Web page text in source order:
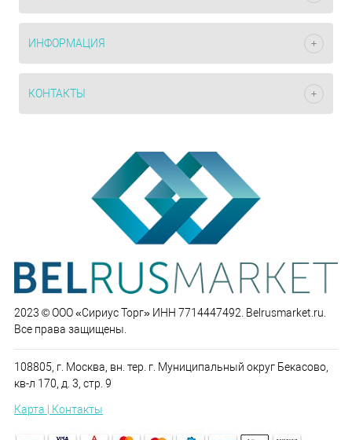
ИНФОРМАЦИЯ
КОНТАКТЫ
2023 © ООО «Сириус Торг» ИНН 7714447492. Belrusmarket.ru.
Все права защищены.
108805, г. Москва, вн. тер. г. Муниципальный округ Бекасово,
кв-л 170, д. 3, стр. 9
Карта | Контакты